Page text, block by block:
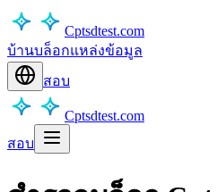
Cptsdtest.com
บ้านบล็อกแหล่งข้อมูล
สอบ
Cptsdtest.com
สอบ